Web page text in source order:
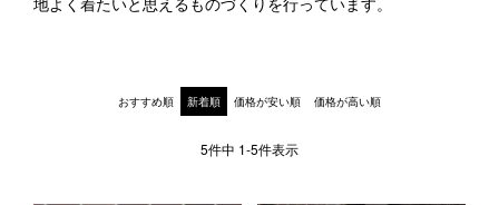
SEARCH
地よく着たいと思えるものづくりを行っています。
おすすめ順 新着順 価格が安い順 価格が高い順
5件中 1-5件表示